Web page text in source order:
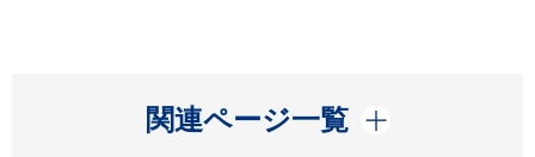
関連ページ一覧
開く